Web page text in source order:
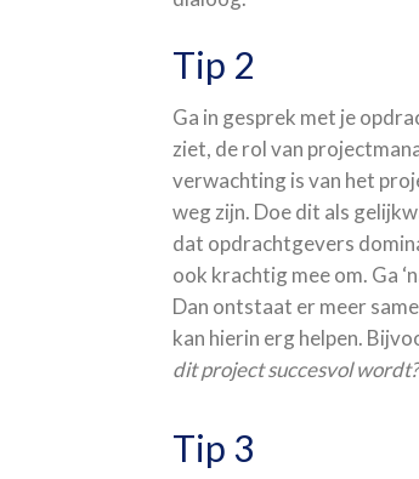
Tip 2
Ga in gesprek met je
ziet, de rol van
verwachting is van het
weg zijn. Doe dit als
dat opdrachtgevers
ook krachtig mee om. Ga
Dan ontstaat er meer
kan hierin erg helpen.
dit project succesvol
Tip 3